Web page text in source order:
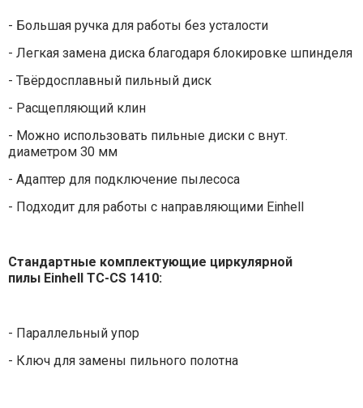
- Большая ручка для работы без усталости
- Легкая замена диска благодаря блокировке шпинделя
- Твёрдосплавный пильный диск
- Расщепляющий клин
- Можно использовать пильные диски с внут.
диаметром 30 мм
- Адаптер для подключение пылесоса
- Подходит для работы с направляющими Einhell
Стандартные комплектующие циркулярной
пилы Einhell TC-CS 1410:
- Параллельный упор
- Ключ для замены пильного полотна